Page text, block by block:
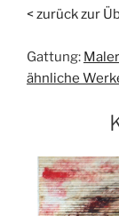
< zurück zur
Gattung:
ähnliche